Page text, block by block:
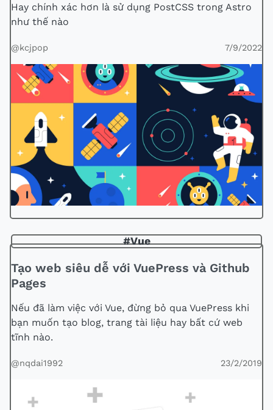
Hay chính xác hơn là sử dụng PostCSS trong Astro
như thế nào
@kcjpop 7/9/2022
#Vue
Tạo web siêu dễ với VuePress và Github
Pages
Nếu đã làm việc với Vue, đừng bỏ qua VuePress khi
bạn muốn tạo blog, trang tài liệu hay bất cứ web
tĩnh nào.
@nqdai1992 23/2/2019